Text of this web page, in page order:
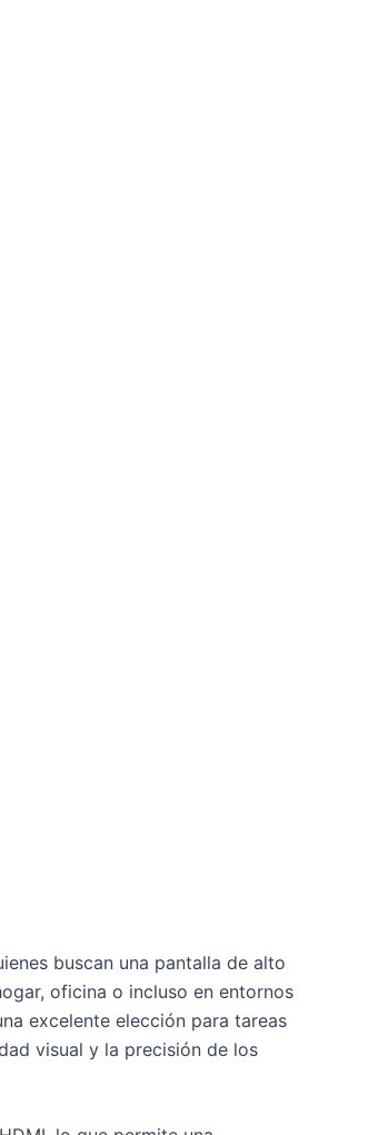
buscan una pantalla de alto
oficina o incluso en entornos
excelente elección para tareas
visual y la precisión de los